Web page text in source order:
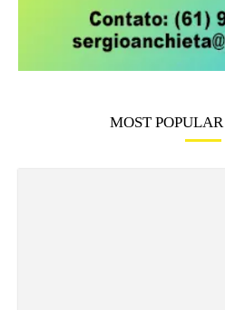
MOST